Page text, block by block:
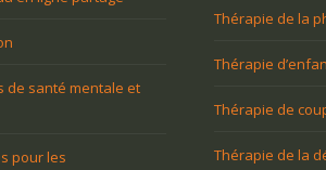
de santé mentale et
pour les
Thérapie de la
Thérapie
Thérapie de
Thérapie de la